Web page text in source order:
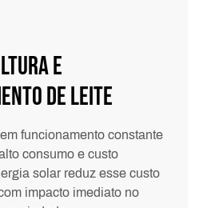
e
de Leite
funcionamento constante
consumo e custo
solar reduz esse custo
impacto imediato no